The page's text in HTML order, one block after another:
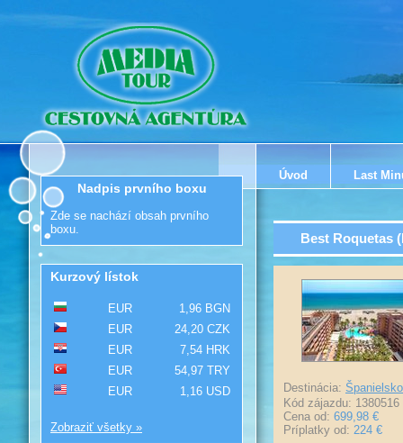
Úvod Last
Best Roquetas
Destinácia: Španielsko
Kód zájazdu: 1380516
Cena od: 699,98 €
Príplatky od: 224 €
Nadpis prvního boxu
Zde se nachází obsah prvního
boxu.
Kurzový lístok
EUR
1,96 BGN
EUR
24,20 CZK
EUR
7,54 HRK
EUR
54,97 TRY
EUR
1,16 USD
Zobraziť všetky »